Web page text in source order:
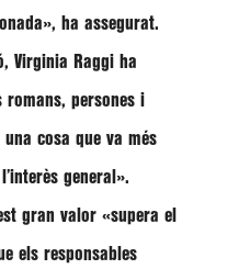
, ha assegurat.
Virginia Raggi ha
romans, persones i
cosa que va més
general».
gran valor «supera el
els responsables